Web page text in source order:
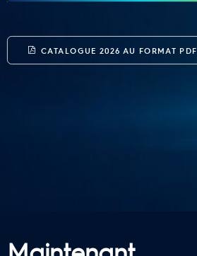
CATALOGUE 2026 AU FORMAT PDF